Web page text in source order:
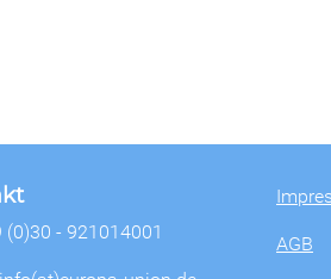
(0)30 - 921014001
AGB